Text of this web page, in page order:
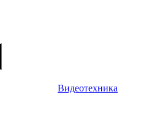
Видеотехника